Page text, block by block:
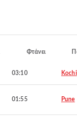
Φτάνει
03:10 Kochi
01:55 Pune